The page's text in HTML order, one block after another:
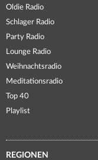
Oldie Radio
Schlager Radio
Party Radio
Lounge Radio
Weihnachtsradio
Meditationsradio
Top 40
Playlist
REGIONEN